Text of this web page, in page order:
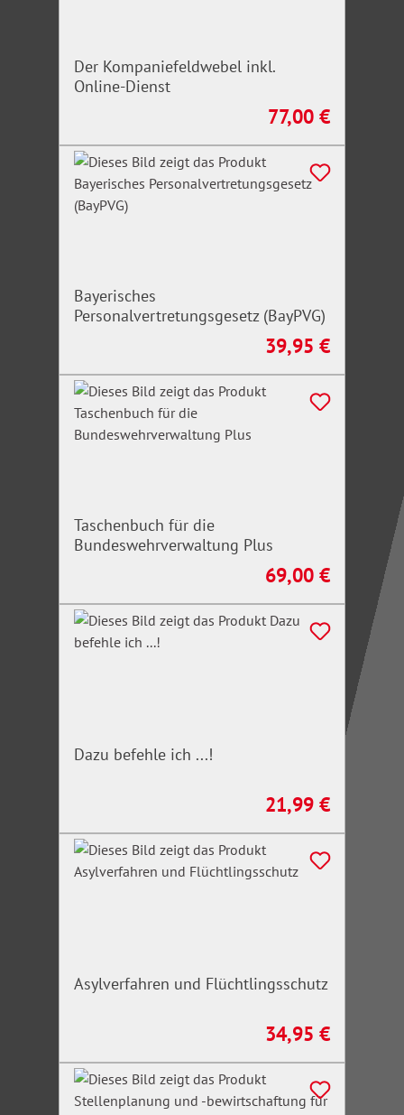
Der Kompaniefeldwebel inkl.
Online-Dienst
Regulärer Preis:
77,00 €
Bayerisches
Personalvertretungsgesetz (BayPVG)
Regulärer Preis:
39,95 €
Taschenbuch für die
Bundeswehrverwaltung Plus
Regulärer Preis:
69,00 €
Dazu befehle ich ...!
Regulärer Preis:
21,99 €
Asylverfahren und Flüchtlingsschutz
Regulärer Preis:
34,95 €